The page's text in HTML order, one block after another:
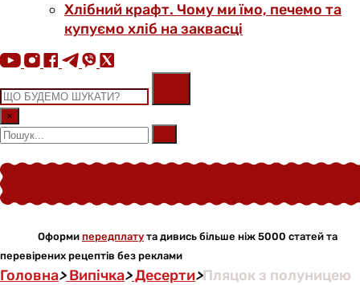
Хлібний крафт. Чому ми їмо, печемо та
купуємо хліб на заквасці
×
Оформи передплату та дивись більше ніж 5000 статей та
перевірених рецептів без реклами
Головна>Випічка>Десерти>Пляцок з полуницею